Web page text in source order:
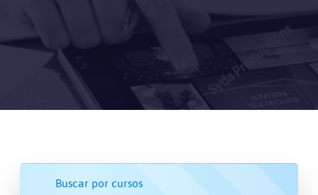
Buscar por cursos